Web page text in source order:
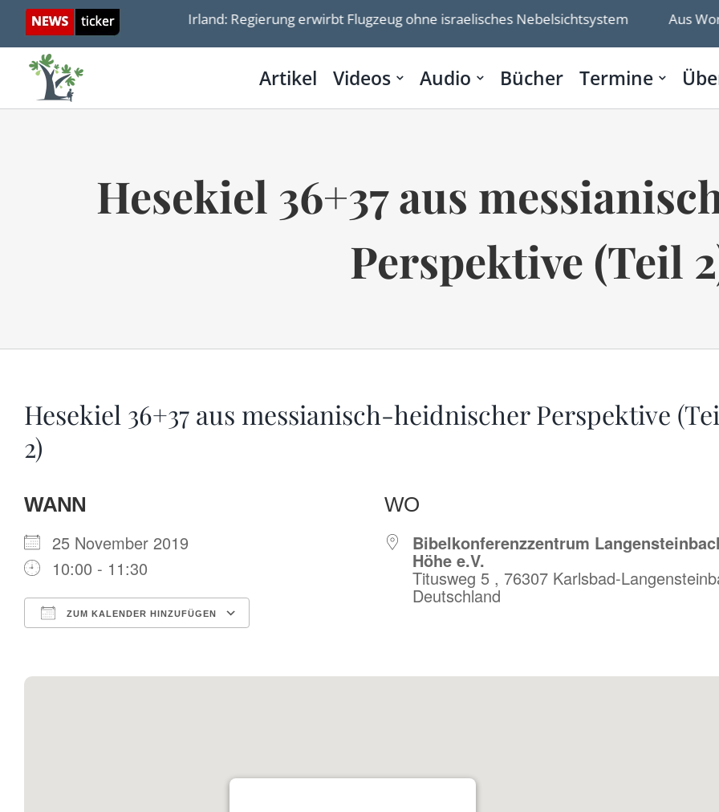
Skip
content
bedeutete Irland: Regierung erwirbt Flugzeug ohne israelisches Nebelsichtsystem Aus Worten
Artikel Videos Audio Bücher Termine
Hesekiel 36+37 aus
Perspektive (Teil
Hesekiel 36+37 aus messianisch-heidnischer Perspektive
2)
WANN
25 November 2019
10:00 - 11:30
ZUM KALENDER HINZUFÜGEN
WO
Bibelkonferenzzentrum
Höhe e.V.
Titusweg 5 , 76307 Karlsbad-
Deutschland